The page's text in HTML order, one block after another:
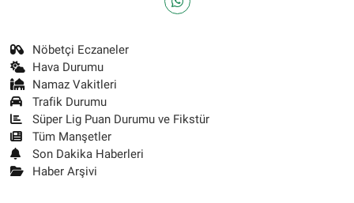
Nöbetçi Eczaneler
Hava Durumu
Namaz Vakitleri
Trafik Durumu
Süper Lig Puan Durumu ve Fikstür
Tüm Manşetler
Son Dakika Haberleri
Haber Arşivi